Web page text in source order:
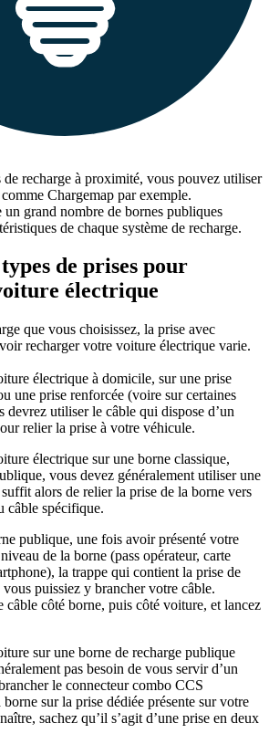
recharge à proximité, vous pouvez utiliser
Chargemap par exemple.
grand nombre de bornes publiques
de chaque système de recharge.
de prises pour
électrique
que vous choisissez, la prise avec
recharger votre voiture électrique varie.
électrique à domicile, surune prise
une prise renforcée (voire sur certaines
devrez utiliser le câble qui dispose d’un
relier la prise à votre véhicule.
électrique sur une borne classique,
vous devez généralement utiliserune
alors de relier la prise de la borne vers
câble spécifique.
publique, une fois avoir présenté votre
de la borne (pass opérateur, carte
la trappe qui contient la prise de
vous puissiez y brancher votre câble.
câble côté borne, puis côté voiture, et lancez
sur une borne de recharge publique
pas besoin de vous servir d’un
le connecteur combo CCS
sur la prise dédiée présente sur votre
sachez qu’il s’agit d’une prise en deux